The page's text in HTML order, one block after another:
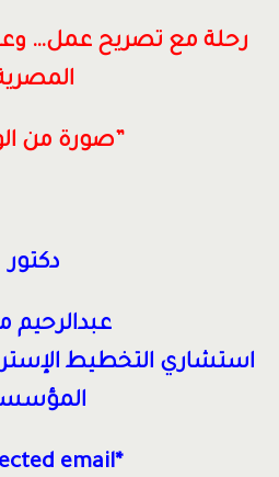
رحلة مع تصريح عمل…
”صورة من
دكتور
عبدالرحيم
استشاري التخطيط
email*